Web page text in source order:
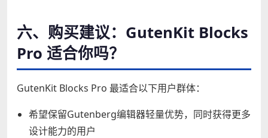
六、购买建议：GutenKit Blocks
Pro 适合你吗？
GutenKit Blocks Pro 最适合以下用户群体：
希望保留Gutenberg编辑器轻量优势，同时获得更多
设计能力的用户